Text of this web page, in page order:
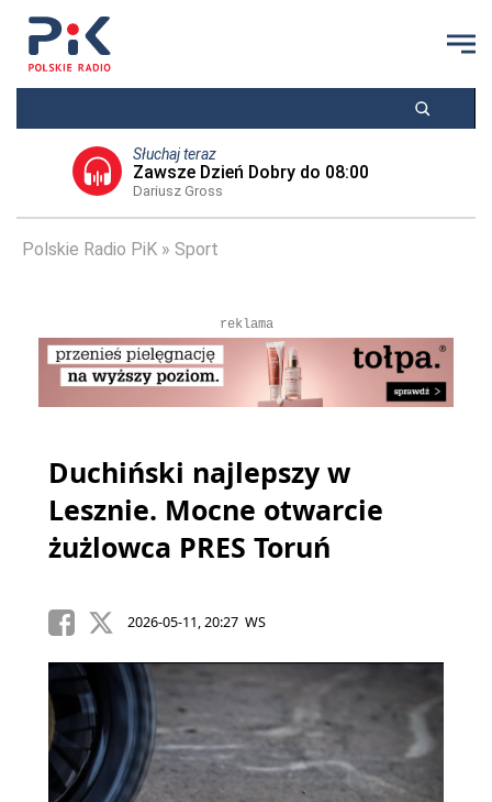
Słuchaj teraz
Zawsze Dzień Dobry do 08:00
Dariusz Gross
Polskie Radio PiK Sport
reklama
Duchiński najlepszy w
Lesznie. Mocne otwarcie
żużlowca PRES Toruń
2026-05-11, 20:27 WS